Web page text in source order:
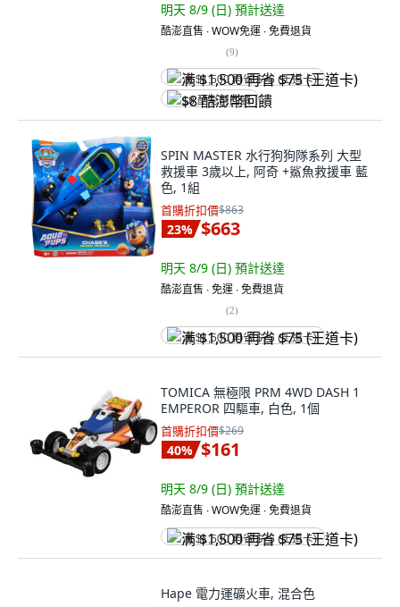
明天 8/9 (日) 預計送達
酷澎直售 ∙ WOW免運 ∙ 免費退貨
(9)
满 $1,500 再省 $75 (王道卡)
$8 酷澎幣回饋
SPIN MASTER 水行狗狗隊系列 大型
救援車 3歲以上, 阿奇 +鯊魚救援車 藍
色, 1組
首購折扣價$863
23% $663
明天 8/9 (日) 預計送達
酷澎直售 ∙ 免運 ∙ 免費退貨
(2)
满 $1,500 再省 $75 (王道卡)
TOMICA 無極限 PRM 4WD DASH 1
EMPEROR 四驅車, 白色, 1個
首購折扣價$269
40% $161
明天 8/9 (日) 預計送達
酷澎直售 ∙ WOW免運 ∙ 免費退貨
满 $1,500 再省 $75 (王道卡)
Hape 電力運礦火車, 混合色